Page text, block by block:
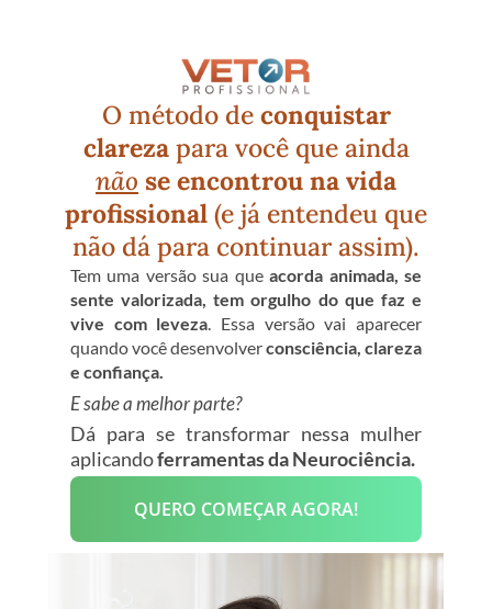
O método de conquistar
clarezapara você que ainda
não se encontrou na vida
profissional (e já entendeu que
não dá para continuar assim).
Tem uma versão sua queacorda animada, se
sente valorizada, tem orgulho do que faz e
vive com leveza. Essa versão vai aparecer
quando você desenvolverconsciência, clareza
e confiança.
E sabe a melhor parte?
Dá para se transformar nessa mulher
aplicandoferramentas da Neurociência.
QUERO COMEÇAR AGORA!